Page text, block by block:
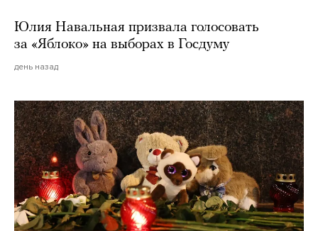
Юлия Навальная призвала голосовать
за «Яблоко» на выборах в Госдуму
день назад